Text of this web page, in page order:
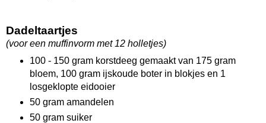
Dadeltaartjes
(voor een muffinvorm met 12 holletjes)
100 - 150 gram korstdeeg gemaakt van 175 gram
bloem, 100 gram ijskoude boter in blokjes en 1
losgeklopte eidooier
50 gram amandelen
50 gram suiker